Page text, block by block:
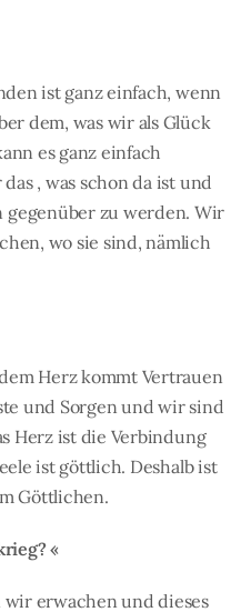
ist ganz einfach, wenn
dem, was wir als Glück
es ganz einfach
, was schon da ist und
zu werden. Wir
wo sie sind, nämlich
Herz kommt Vertrauen
und Sorgen und wir sind
Herz ist die Verbindung
ist göttlich. Deshalb ist
Göttlichen.
«
wir erwachen und dieses